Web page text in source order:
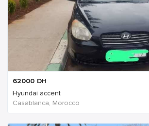
62000 DH
Hyundai accent
Casablanca, Morocco